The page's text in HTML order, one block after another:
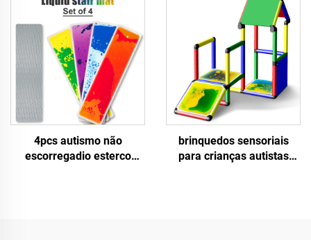
de chão criança brincar
tapete brinquedos
sensoriais para crianças
autistas
piso brinquedos sensoriais
para crianças autistas
4pcs autismo não
escorregadio esterco
brinquedos sensoriais
para crianças autistas